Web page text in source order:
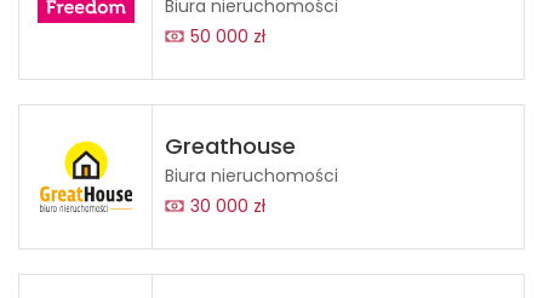
Biura nieruchomości
50 000 zł
Greathouse
Biura nieruchomości
30 000 zł